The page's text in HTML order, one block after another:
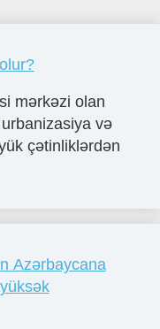
mərkəzi olan
və
çətinliklərdən
Azərbaycana